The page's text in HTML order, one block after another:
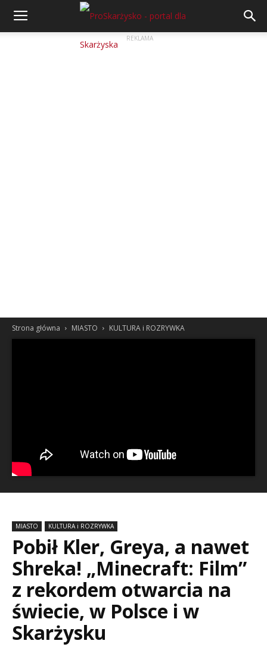
REKLAMA
Strona główna MIASTO KULTURA i ROZRYWKA
MIASTO KULTURA i ROZRYWKA
Pobił Kler, Greya, a nawet
Shreka! „Minecraft: Film”
z rekordem otwarcia na
świecie, w Polsce i w
Skarżysku